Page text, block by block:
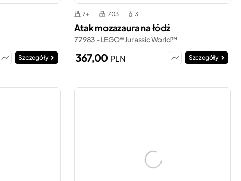
Szczegóły
7+ 703 3
Atak mozazaura na łódź
77983 - LEGO® Jurassic World™
367,00 PLN Szczegóły